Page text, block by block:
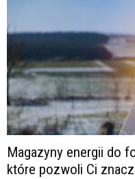
Magazyny energii do
które pozwoli Ci